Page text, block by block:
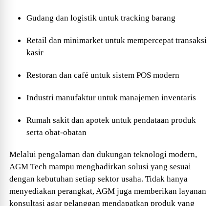
Gudang dan logistik untuk tracking barang
Retail dan minimarket untuk mempercepat transaksi
kasir
Restoran dan café untuk sistem POS modern
Industri manufaktur untuk manajemen inventaris
Rumah sakit dan apotek untuk pendataan produk
serta obat-obatan
Melalui pengalaman dan dukungan teknologi modern,
AGMTechmampu menghadirkan solusi yang sesuai
dengan kebutuhan setiap sektor usaha. Tidak hanya
menyediakan perangkat, AGM juga memberikan layanan
konsultasi agar pelanggan mendapatkan produk yang